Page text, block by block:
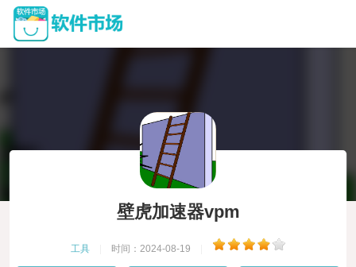
壁虎加速器vpm
工具 时间：2024-08-19